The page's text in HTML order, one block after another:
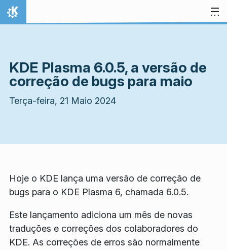
Ir para o conteúdo
Início
KDE Plasma 6.0.5, a versão de
correção de bugs para maio
Terça-feira, 21 Maio 2024
Hoje o KDE lança uma versão de correção de
bugs para o KDE Plasma 6, chamada 6.0.5.
Este lançamento adiciona um mês de novas
traduções e correções dos colaboradores do
KDE. As correções de erros são normalmente